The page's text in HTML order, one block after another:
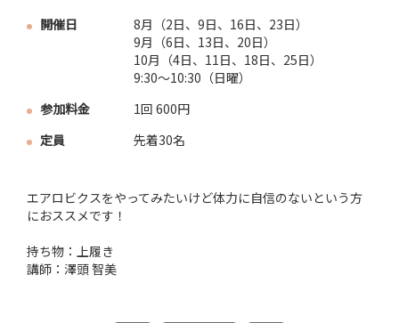
開催日
8月（2日、9日、16日、23日）
9月（6日、13日、20日）
10月（4日、11日、18日、25日）
9:30～10:30（日曜）
参加料金
1回 600円
定員
先着30名
エアロビクスをやってみたいけど体力に自信のないという方
におススメです！
持ち物：上履き
講師：澤頭 智美